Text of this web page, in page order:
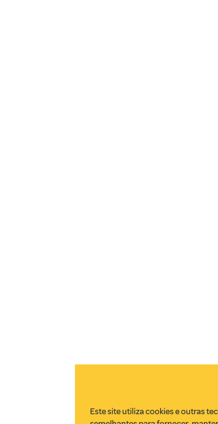
Este site utiliza cookies e outras